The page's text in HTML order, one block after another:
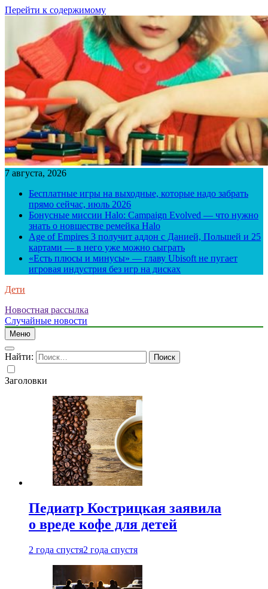
Перейти к содержимому
7 августа, 2026
Бесплатные игры на выходные, которые надо забрать
прямо сейчас, июль 2026
Бонусные миссии Halo: Campaign Evolved — что нужно
знать о новшестве ремейка Halo
Age of Empires 3 получит аддон с Данией, Польшей и 25
картами — в него уже можно сыграть
«Есть плюсы и минусы» — главу Ubisoft не пугает
игровая индустрия без игр на дисках
Дети
Новостная рассылка
Случайные новости
Меню
Найти:
Заголовки
Педиатр Кострицкая заявила
о вреде кофе для детей
2 года спустя2 года спустя